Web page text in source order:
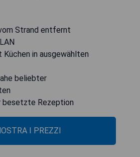
Strand entfernt
in ausgewählten
beliebter
besetzte Rezeption
I PREZZI